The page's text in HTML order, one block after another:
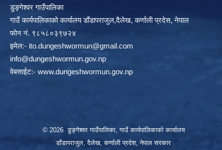
डुङ्गेश्वर गाउँपालिका
गाउँ कार्यपालिकाको कार्यालय डाँडापराजुल,दैलेख, कर्णाली प्रदेस, नेपाल
फाेन नं. ९८५८०३९७२४
इमेल:- ito.dungeshwormun@gmail.com
info@dungeshwormun.gov.np
वेबसाईट:- www.dungeshwormun.gov.np
© 2026 डुङ्गेश्वर गाउँपालिका, गाउँ कार्यपालिकाको कार्यालय
डाँडापराजुल, दैलेख, कर्णाली प्रदेश, नेपाल सरकार